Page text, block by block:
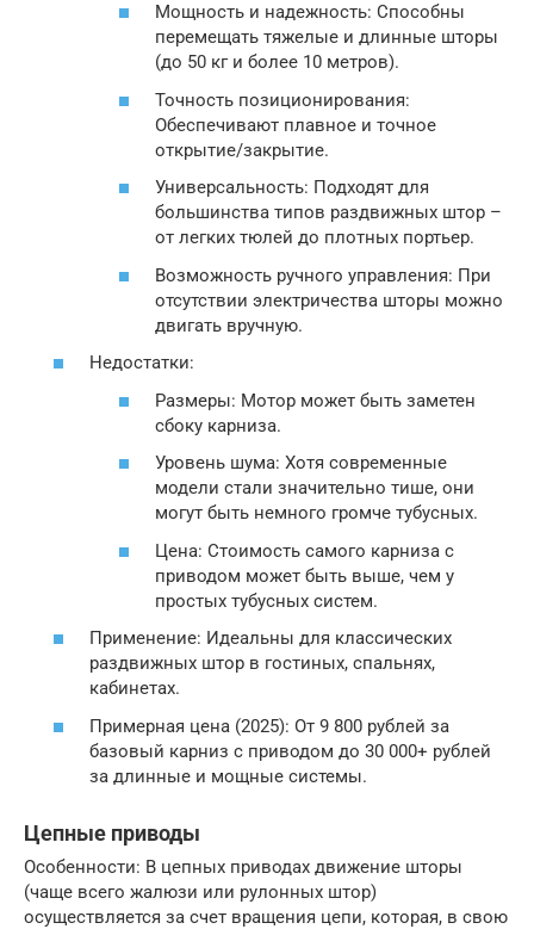
Мощность и надежность: Способны
перемещать тяжелые и длинные шторы
(до 50 кг и более 10 метров).
Точность позиционирования:
Обеспечивают плавное и точное
открытие/закрытие.
Универсальность: Подходят для
большинства типов раздвижных штор –
от легких тюлей до плотных портьер.
Возможность ручного управления: При
отсутствии электричества шторы можно
двигать вручную.
Недостатки:
Размеры: Мотор может быть заметен
сбоку карниза.
Уровень шума: Хотя современные
модели стали значительно тише, они
могут быть немного громче тубусных.
Цена: Стоимость самого карниза с
приводом может быть выше, чем у
простых тубусных систем.
Применение: Идеальны для классических
раздвижных штор в гостиных, спальнях,
кабинетах.
Примерная цена (2025): От 9 800 рублей за
базовый карниз с приводом до 30 000+ рублей
за длинные и мощные системы.
Цепные приводы
Особенности: В цепных приводах движение шторы
(чаще всего жалюзи или рулонных штор)
осуществляется за счет вращения цепи, которая, в свою